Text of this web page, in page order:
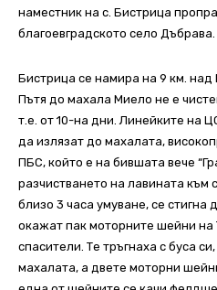
наместник на с. Бистрица
благоевградското село Дъбрава.
Бистрица се намира на 9 км. над
Пътя до махала Миело не е
т.е. от 10-на дни. Линейките на
да излязат до махалата,
ПБС, който е на бившата вече
разчистването на лавината към
близо 3 часа умуване, се
окажат пак моторните шейни на
спасители. Те тръгнаха с буса
махалата, а двете моторни